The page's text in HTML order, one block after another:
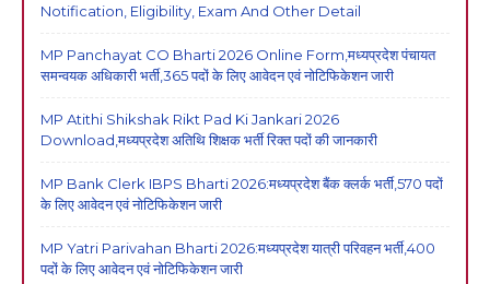
Notification, Eligibility, Exam And Other Detail
MP Panchayat CO Bharti 2026 Online Form,मध्यप्रदेश पंचायत
समन्वयक अधिकारी भर्ती,365 पदों के लिए आवेदन एवं नोटिफिकेशन जारी
MP Atithi Shikshak Rikt Pad Ki Jankari 2026
Download,मध्यप्रदेश अतिथि शिक्षक भर्ती रिक्त पदों की जानकारी
MP Bank Clerk IBPS Bharti 2026:मध्यप्रदेश बैंक क्लर्क भर्ती,570 पदों
के लिए आवेदन एवं नोटिफिकेशन जारी
MP Yatri Parivahan Bharti 2026:मध्यप्रदेश यात्री परिवहन भर्ती,400
पदों के लिए आवेदन एवं नोटिफिकेशन जारी